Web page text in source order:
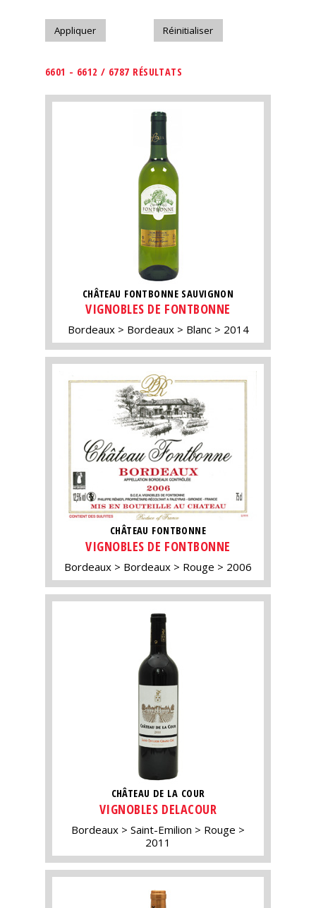
6601 - 6612 / 6787 RÉSULTATS
CHÂTEAU FONTBONNE SAUVIGNON
VIGNOBLES DE FONTBONNE
Bordeaux Bordeaux Blanc 2014
CHÂTEAU FONTBONNE
VIGNOBLES DE FONTBONNE
Bordeaux Bordeaux Rouge 2006
CHÂTEAU DE LA COUR
VIGNOBLES DELACOUR
Bordeaux Saint-Emilion
Rouge
2011